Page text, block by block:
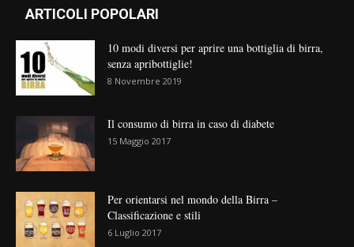
ARTICOLI POPOLARI
10 modi diversi per aprire una bottiglia di birra,
senza apribottiglie!
8 Novembre 2019
Il consumo di birra in caso di diabete
15 Maggio 2017
Per orientarsi nel mondo della Birra –
Classificazione e stili
6 Luglio 2017